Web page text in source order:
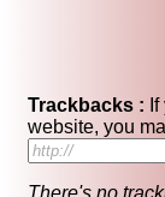
Trackbacks :
website, you
There's no